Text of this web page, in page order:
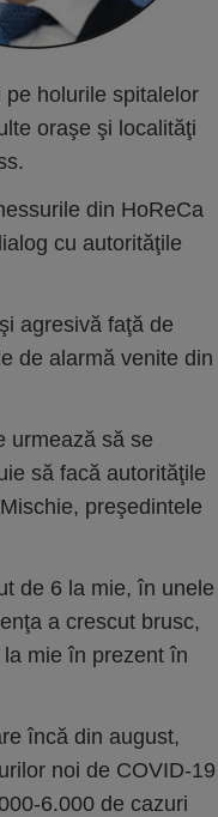
holurile spitalelor
oraşe şi localităţi
din HoReCa
cu autorităţile
agresivă faţă de
de alarmă venite din
urmează să se
să facă autorităţile
preşedintele
de 6 la mie, în unele
a crescut brusc,
mie în prezent în
încă din august,
noi de COVID-19
6.000 de cazuri